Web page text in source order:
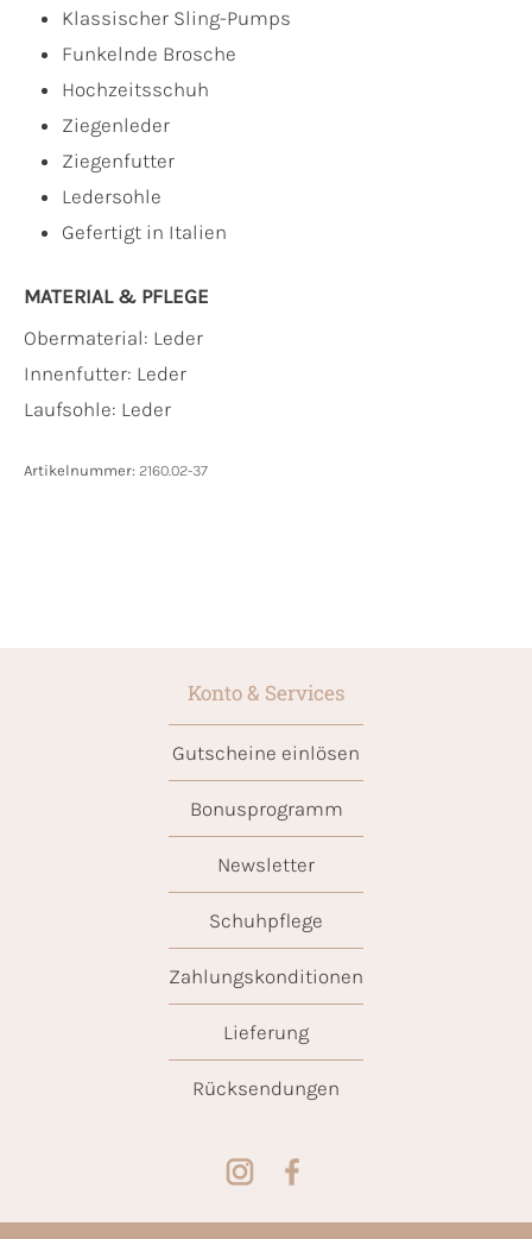
Klassischer Sling-Pumps
Funkelnde Brosche
Hochzeitsschuh
Ziegenleder
Ziegenfutter
Ledersohle
Gefertigt in Italien
MATERIAL & PFLEGE
Obermaterial: Leder
Innenfutter: Leder
Laufsohle: Leder
Artikelnummer: 2160.02-37
Konto & Services
Gutscheine einlösen
Bonusprogramm
Newsletter
Schuhpflege
Zahlungskonditionen
Lieferung
Rücksendungen